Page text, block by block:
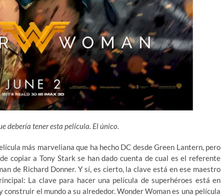
debería tener esta película. El único.
más marveliana que ha hecho DC desde Green Lantern, pero
copiar a Tony Stark se han dado cuenta de cual es el referente
de Richard Donner. Y sí, es cierto, la clave está en ese maestro
La clave para hacer una película de superhéroes está en
el mundo a su alrededor. Wonder Woman es una película